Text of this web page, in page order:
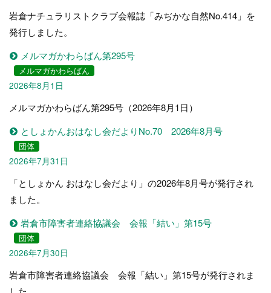
岩倉ナチュラリストクラブ会報誌「みぢかな自然No.414」を
発行しました。
メルマガかわらばん第295号
メルマガかわらばん
2026年8月1日
メルマガかわらばん第295号（2026年8月1日）
としょかんおはなし会だよりNo.70 2026年8月号
団体
2026年7月31日
「としょかん おはなし会だより」の2026年8月号が発行され
ました。
岩倉市障害者連絡協議会 会報「結い」第15号
団体
2026年7月30日
岩倉市障害者連絡協議会 会報「結い」第15号が発行されま